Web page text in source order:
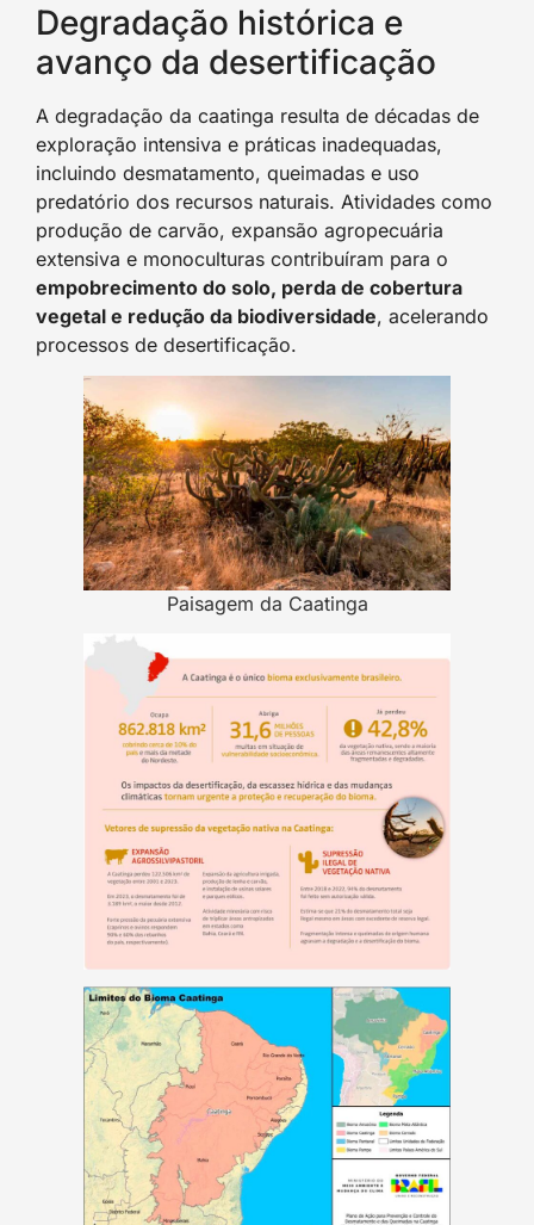
Degradação histórica e
avanço da desertificação
A degradação da caatinga resulta de décadas de
exploração intensiva e práticas inadequadas,
incluindo desmatamento, queimadas e uso
predatório dos recursos naturais. Atividades como
produção de carvão, expansão agropecuária
extensiva e monoculturas contribuíram para o
empobrecimento do solo, perda de cobertura
vegetal e redução da biodiversidade, acelerando
processos de desertificação.
Paisagem da Caatinga